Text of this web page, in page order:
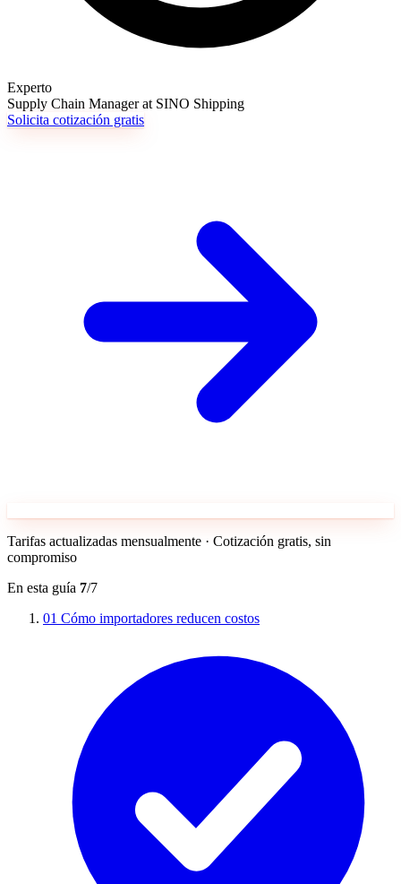
Experto
Supply Chain Manager at SINO Shipping
Solicita cotización gratis
Tarifas actualizadas mensualmente · Cotización gratis, sin
compromiso
En esta guía 7/7
01 Cómo importadores reducen costos